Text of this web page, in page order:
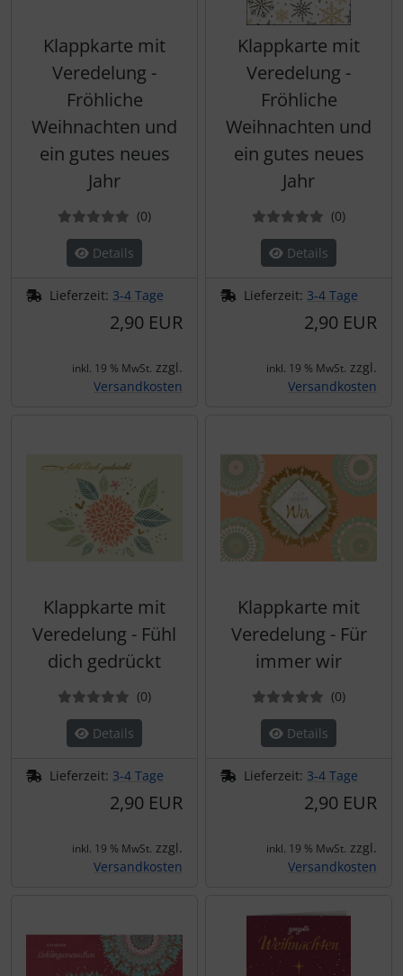
Klappkarte mit
Veredelung -
Fröhliche
Weihnachten und
ein gutes neues
Jahr
(0Bewertungen
)
Details
Lieferzeit: 3-4 Tage
2,90 EUR
inkl. 19 % MwSt. zzgl.
Versandkosten
Klappkarte mit
Veredelung -
Fröhliche
Weihnachten und
ein gutes neues
Jahr
(0)
Details
Lieferzeit: 3-4 Tage
2,90 EUR
inkl. 19 % MwSt. zzgl.
Versandkosten
Klappkarte mit
Veredelung - Fühl
dich gedrückt
(0Bewertungen
)
Details
Lieferzeit: 3-4 Tage
2,90 EUR
inkl. 19 % MwSt. zzgl.
Versandkosten
Klappkarte mit
Veredelung - Für
immer wir
(0)
Details
Lieferzeit: 3-4 Tage
2,90 EUR
inkl. 19 % MwSt. zzgl.
Versandkosten